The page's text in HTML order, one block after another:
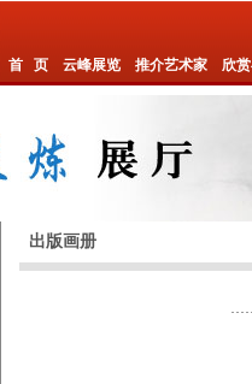
首 页 云峰展览 推介艺术家 欣
出版画册